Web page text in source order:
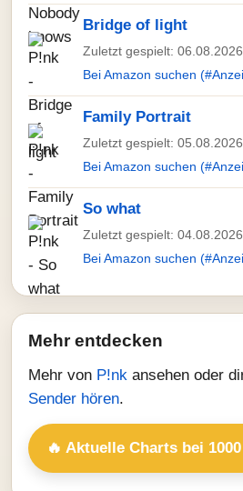
Bridge of light
Zuletzt gespielt:
Bei Amazon suchen
Family Portrait
Zuletzt gespielt:
Bei Amazon suchen
So what
Zuletzt gespielt:
Bei Amazon suchen
Mehr entdecken
Mehr von P!nk ansehen oder
Sender hören.
🔥 Aktuelle Charts bei